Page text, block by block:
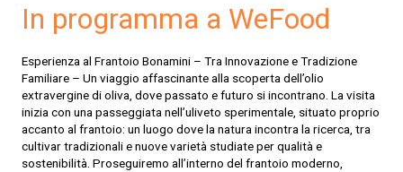
In programma a WeFood
Esperienza al Frantoio Bonamini – Tra Innovazione e Tradizione
Familiare – Un viaggio affascinante alla scoperta dell’olio
extravergine di oliva, dove passato e futuro si incontrano. La visita
inizia con una passeggiata nell’uliveto sperimentale, situato proprio
accanto al frantoio: un luogo dove la natura incontra la ricerca, tra
cultivar tradizionali e nuove varietà studiate per qualità e
sostenibilità. Proseguiremo all’interno del frantoio moderno,